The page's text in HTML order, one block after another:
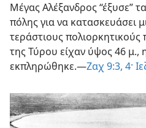
Μέγας Αλέξανδρος “έξυσε”
πόλης για να κατασκευάσει
τεράστιους
της Τύρου είχαν ύψος 46 μ.,
εκπληρώθηκε.—Ζαχ 9:3, 4·